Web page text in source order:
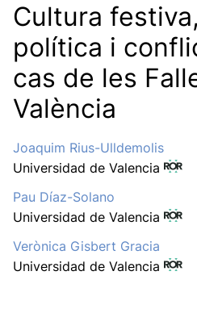
Cultura
política i
cas de les
València
Joaquim Rius-Ulldemolis
Universidad de Valencia
Pau Díaz-Solano
Universidad de Valencia
Verònica Gisbert Gracia
Universidad de Valencia